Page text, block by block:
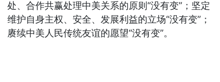
处、合作共赢处理中美关系的原则“没有变”；坚定
维护自身主权、安全、发展利益的立场“没有变”；
赓续中美人民传统友谊的愿望“没有变”。